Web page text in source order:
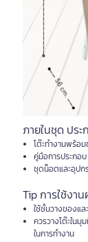
ภายในชุด ปร
โต๊ะทำงานพร้อ
คู่มือการประกอบ
ชุดน็อตและอุปก
Tip การใช้ง
ใช้ชั้นวางของแ
ควรวางโต๊ะใน
ในการทำงาน